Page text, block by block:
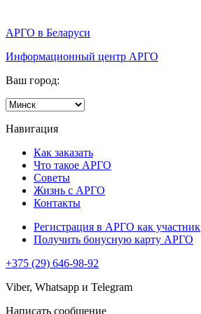
АРГО в Беларуси
Информационный центр АРГО
Ваш город:
Навигация
Как заказать
Что такое АРГО
Советы
Жизнь с АРГО
Контакты
Регистрация в АРГО как участник
Получить бонусную карту АРГО
+375 (29) 646-98-92
Viber, Whatsapp и Telegram
Написать сообщение